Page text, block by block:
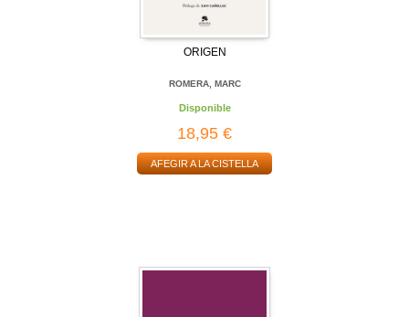
ORIGEN
ROMERA, MARC
Disponible
18,95 €
AFEGIR A LA CISTELLA